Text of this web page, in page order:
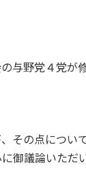
与野党４党が
その点につい
御議論いただ